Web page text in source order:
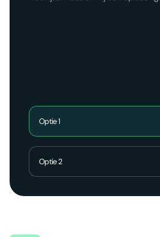
Optie 1
Optie 2